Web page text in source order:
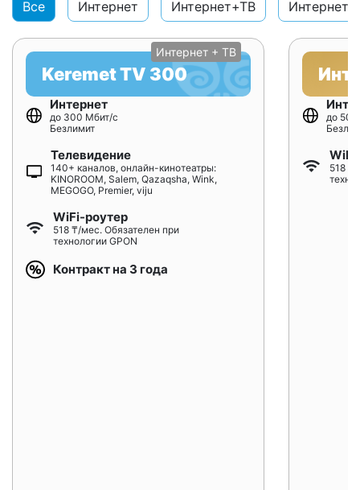
Все Интернет Интернет+ТВ
Интернет + ТВ
Keremet TV 300
Интернет
до 300 Мбит/с
Безлимит
Телевидение
140+ каналов, онлайн-кинотеатры:
KINOROOM, Salem, Qazaqsha, Wink,
MEGOGO, Premier, viju
WiFi-роутер
518 ₸/мес. Обязателен при
технологии GPON
Контракт на 3 года
до
518